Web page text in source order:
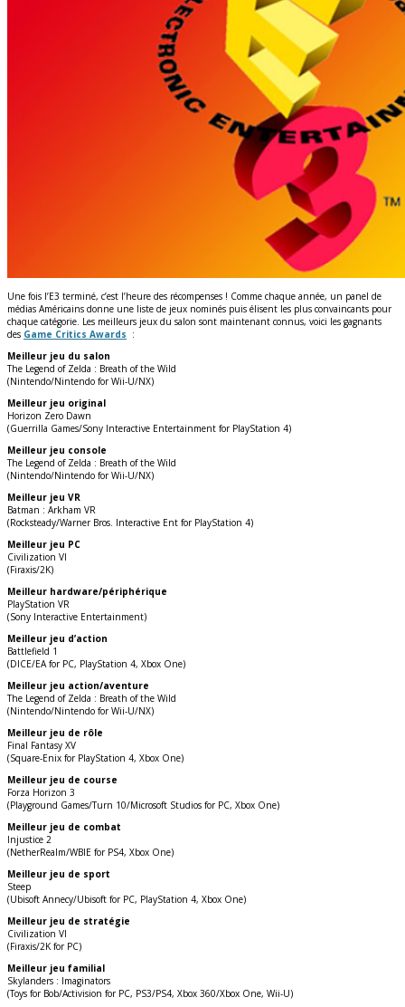
Une fois l’E3 terminé, c’est l’heure des récompenses ! Comme chaque année, un panel de
médias Américains donne une liste de jeux nominés puis élisent les plus convaincants pour
chaque catégorie. Les meilleurs jeux du salon sont maintenant connus, voici les gagnants
des Game Critics Awards :
Meilleur jeu du salon
The Legend of Zelda : Breath of the Wild
(Nintendo/Nintendo for Wii-U/NX)
Meilleur jeu original
Horizon Zero Dawn
(Guerrilla Games/Sony Interactive Entertainment for PlayStation 4)
Meilleur jeu console
The Legend of Zelda : Breath of the Wild
(Nintendo/Nintendo for Wii-U/NX)
Meilleur jeu VR
Batman : Arkham VR
(Rocksteady/Warner Bros. Interactive Ent for PlayStation 4)
Meilleur jeu PC
Civilization VI
(Firaxis/2K)
Meilleur hardware/périphérique
PlayStation VR
(Sony Interactive Entertainment)
Meilleur jeu d’action
Battlefield 1
(DICE/EA for PC, PlayStation 4, Xbox One)
Meilleur jeu action/aventure
The Legend of Zelda : Breath of the Wild
(Nintendo/Nintendo for Wii-U/NX)
Meilleur jeu de rôle
Final Fantasy XV
(Square-Enix for PlayStation 4, Xbox One)
Meilleur jeu de course
Forza Horizon 3
(Playground Games/Turn 10/Microsoft Studios for PC, Xbox One)
Meilleur jeu de combat
Injustice 2
(NetherRealm/WBIE for PS4, Xbox One)
Meilleur jeu de sport
Steep
(Ubisoft Annecy/Ubisoft for PC, PlayStation 4, Xbox One)
Meilleur jeu de stratégie
Civilization VI
(Firaxis/2K for PC)
Meilleur jeu familial
Skylanders : Imaginators
(Toys for Bob/Activision for PC, PS3/PS4, Xbox 360/Xbox One, Wii-U)